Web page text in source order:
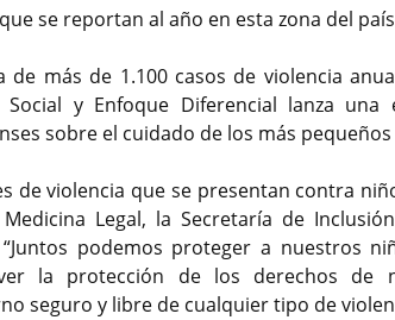
se reportan al año en esta zona del
de más de 1.100 casos de violencia
Social y Enfoque Diferencial lanza
sobre el cuidado de los más pequeños
de violencia que se presentan contra
Legal, la Secretaría de
podemos proteger a nuestros
la protección de los derechos de
seguro y libre de cualquier tipo de